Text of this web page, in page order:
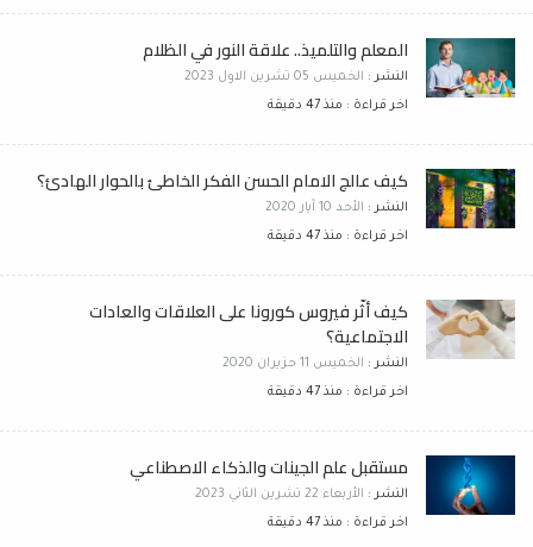
المعلم والتلميذ.. علاقة النور في الظلام
النشر : الخميس 05 تشرين الاول 2023
اخر قراءة : منذ 47 دقيقة
كيف عالج الامام الحسن الفكر الخاطئ بالحوار الهادئ؟
النشر : الأحد 10 آيار 2020
اخر قراءة : منذ 47 دقيقة
كيف أثّر فيروس كورونا على العلاقات والعادات
الاجتماعية؟
النشر : الخميس 11 حزيران 2020
اخر قراءة : منذ 47 دقيقة
مستقبل علم الجينات والذكاء الاصطناعي
النشر : الأربعاء 22 تشرين الثاني 2023
اخر قراءة : منذ 47 دقيقة